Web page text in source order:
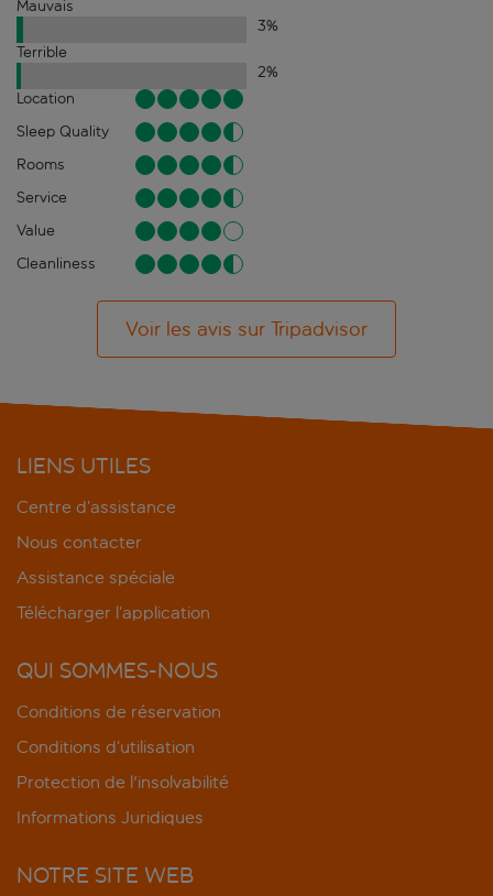
Mauvais
3%
Terrible
2%
Location
Sleep Quality
Rooms
Service
Value
Cleanliness
Voir les avis sur Tripadvisor
LIENS UTILES
Centre d’assistance
Nous contacter
Assistance spéciale
Télécharger l’application
QUI SOMMES-NOUS
Conditions de réservation
Conditions d’utilisation
Protection de l'insolvabilité
Informations Juridiques
NOTRE SITE WEB